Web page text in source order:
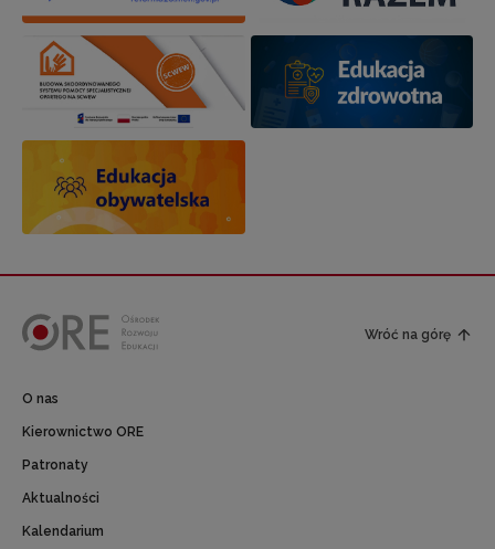
Wróć na górę
O nas
Kierownictwo ORE
Patronaty
Aktualności
Kalendarium